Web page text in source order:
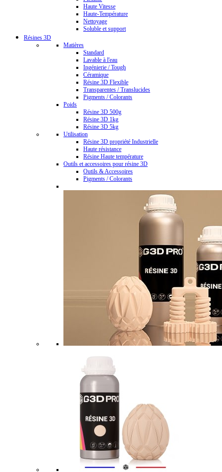
Haute Vitesse
Haute-Température
Nettoyage
Soluble et support
Résines 3D
Matières
Standard
Lavable à l'eau
Ingénierie / Tough
Céramique
Résine 3D Flexible
Transparentes / Translucides
Pigments / Colorants
Poids
Résine 3D 500g
Résine 3D 1kg
Résine 3D 5kg
Utilisation
Résine 3D propriété Industrielle
Haute résistance
Résine Haute température
Outils et accessoires pour résine 3D
Outils & Accessoires
Pigments / Colorants